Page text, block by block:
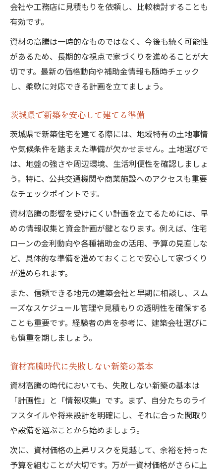
今後の資材高騰が新築計画に与えるリスク
の歴史
家づくり計画に役立つ金融知識
新築資金計画で知っておきたい金融の基本
資材高騰時代に新築予算を守るコツ
茨城県で新築実現に役立つ住宅ローン選び
資材高騰と新築費用を両立する資金戦略
今決める？新築購入最適タイミングの考え方
新築購入の最適なタイミングと資材高騰の
関係
茨城県で新築を購入するタイミングの見極
め方
資材高騰下で新築購入を先延ばしすべきか
新築購入を決断する時期の考え方ポイント
資材高騰でも新築購入を迷わない判断軸
理想の住まい実現へ現状を乗り越える方法
資材高騰を乗り越え理想の新築を叶える工
夫
茨城県で理想の新築を実現するための提案
資材高騰時代でも納得の新築を目指す秘訣
新築で後悔しないための現状対応策
会社や工務店に見積もりを依頼し、比較検討することも
有効です。
資材の高騰は一時的なものではなく、今後も続く可能性
があるため、長期的な視点で家づくりを進めることが大
切です。最新の価格動向や補助金情報も随時チェック
し、柔軟に対応できる計画を立てましょう。
茨城県で新築を安心して建てる準備
茨城県で新築住宅を建てる際には、地域特有の土地事情
や気候条件を踏まえた準備が欠かせません。土地選びで
は、地盤の強さや周辺環境、生活利便性を確認しましょ
う。特に、公共交通機関や商業施設へのアクセスも重要
なチェックポイントです。
資材高騰の影響を受けにくい計画を立てるためには、早
めの情報収集と資金計画が鍵となります。例えば、住宅
ローンの金利動向や各種補助金の活用、予算の見直しな
ど、具体的な準備を進めておくことで安心して家づくり
が進められます。
また、信頼できる地元の建築会社と早期に相談し、スム
ーズなスケジュール管理や見積もりの透明性を確保する
ことも重要です。経験者の声を参考に、建築会社選びに
も慎重を期しましょう。
資材高騰時代に失敗しない新築の基本
資材高騰の時代においても、失敗しない新築の基本は
「計画性」と「情報収集」です。まず、自分たちのライ
フスタイルや将来設計を明確にし、それに合った間取り
や設備を選ぶことから始めましょう。
次に、資材価格の上昇リスクを見越して、余裕を持った
予算を組むことが大切です。万が一資材価格がさらに上